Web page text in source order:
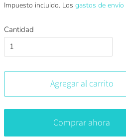
oferta
Impuesto incluido. Los gastos de envío
Cantidad
Agregar al carrito
Comprar ahora